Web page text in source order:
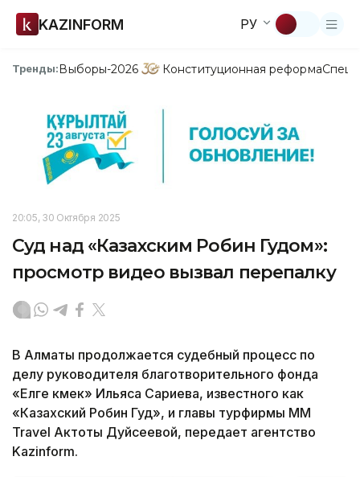
KAZINFORM РУ
Тренды:Выборы-2026 Конституционная реформа
20:05, 30 Октября 2025
Суд над «Казахским Робин Гудом»:
просмотр видео вызвал перепалку
В Алматы продолжается судебный процесс по
делу руководителя благотворительного фонда
«Елге көмек» Ильяса Сариева, известного как
«Казахский Робин Гуд», и главы турфирмы MM
Travel Актоты Дуйсеевой, передает агентство
Kazinform.